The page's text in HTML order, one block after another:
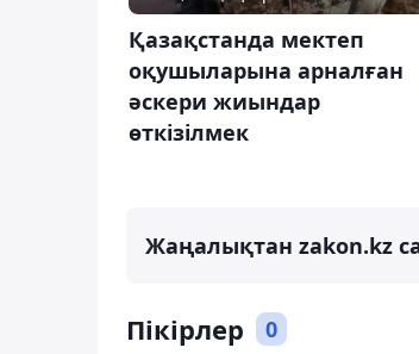
Қазақстанда мектеп
оқушыларына арналған
әскери жиындар
өткізілмек
Жаңалықтан zakon.kz
Пікірлер 0